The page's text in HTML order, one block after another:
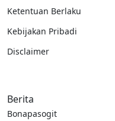
Ketentuan Berlaku
Kebijakan Pribadi
Disclaimer
Berita
Bonapasogit